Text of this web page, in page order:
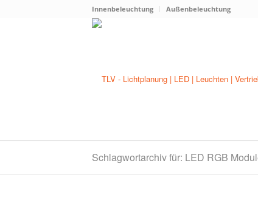
Innenbeleuchtung Außenbeleuchtung
Schlagwortarchiv für: LED RGB